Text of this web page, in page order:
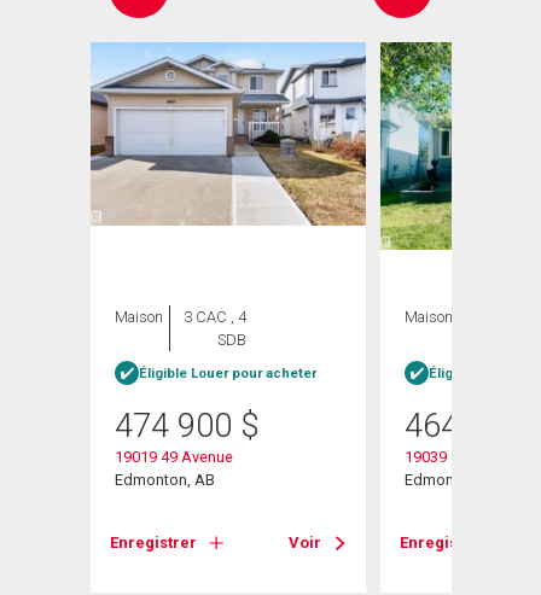
Maison
3 CAC , 4
SDB
Éligible Louer pour acheter
474 900 $
19019 49 Avenue
Edmonton, AB
Enregistrer Voir
Maison
Éligible Louer
464 900
19039 47 Avenue
Edmonton, AB
Enregistrer